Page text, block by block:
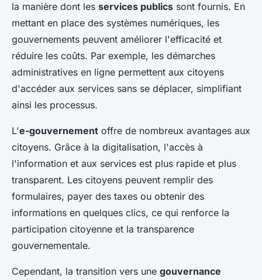
la manière dont les services publics sont fournis. En
mettant en place des systèmes numériques, les
gouvernements peuvent améliorer l'efficacité et
réduire les coûts. Par exemple, les démarches
administratives en ligne permettent aux citoyens
d'accéder aux services sans se déplacer, simplifiant
ainsi les processus.
L'e-gouvernement offre de nombreux avantages aux
citoyens. Grâce à la digitalisation, l'accès à
l'information et aux services est plus rapide et plus
transparent. Les citoyens peuvent remplir des
formulaires, payer des taxes ou obtenir des
informations en quelques clics, ce qui renforce la
participation citoyenne et la transparence
gouvernementale.
Cependant, la transition vers une gouvernance